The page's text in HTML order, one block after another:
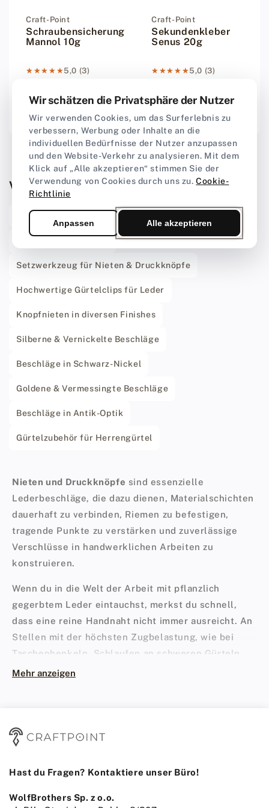
Anbieter:
Craft-Point
Schraubensicherung
Mannol 10g
★★★★★
★★★★★5,0 (3)
Regulärer Preis
€3,95
Anbieter:
Craft-Point
Sekundenkleber
Senus 20g
★★★★★
★★★★★5,0 (3)
Regulärer Preis
€2,95
Verwandte Kategorien
Gürtelschnallen & Buckles
Setzwerkzeug für Nieten & Druckknöpfe
Hochwertige Gürtelclips für Leder
Knopfnieten in diversen Finishes
Silberne & Vernickelte Beschläge
Beschläge in Schwarz-Nickel
Goldene & Vermessingte Beschläge
Beschläge in Antik-Optik
Gürtelzubehör für Herrengürtel
Nieten und Druckknöpfe sind essenzielle
Lederbeschläge, die dazu dienen, Materialschichten
dauerhaft zu verbinden, Riemen zu befestigen,
tragende Punkte zu verstärken und zuverlässige
Verschlüsse in handwerklichen Arbeiten zu
konstruieren.
Wenn du in die Welt der Arbeit mit pflanzlich
gegerbtem Leder eintauchst, merkst du schnell,
dass eine reine Handnaht nicht immer ausreicht. An
Stellen mit der höchsten Zugbelastung, wie bei
Taschenhenkeln, Schlaufen an schweren Gürteln
oder den Tragepunkten von Rucksäcken, brauchst
und garantieren, dass das Leder unter dem Gewicht
Hundezubehör oder feine Geldbörsen anfertigst, die
Grundausstattung deiner Werkstatt.
Mehr anzeigen
Hast du Fragen? Kontaktiere unser Büro!
WolfBrothers Sp. z o.o.
Wir schätzen die Privatsphäre der Nutzer
Wir verwenden Cookies, um das Surferlebnis zu
verbessern, Werbung oder Inhalte an die
individuellen Bedürfnisse der Nutzer anzupassen
und den Website-Verkehr zu analysieren. Mit dem
Klick auf „Alle akzeptieren“ stimmen Sie der
Verwendung von Cookies durch uns zu.Cookie-
Richtlinie
Anpassen Alle akzeptieren